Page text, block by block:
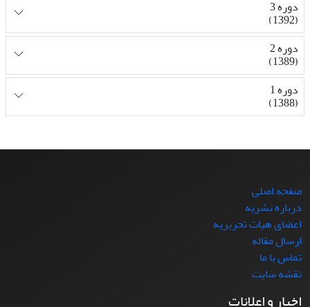
دوره 3
(1392)
دوره 2
(1389)
دوره 1
(1388)
صفحه اصلی
درباره نشریه
اعضای هیات تحریریه
ارسال مقاله
تماس با ما
نقشه سایت
اخبار و اعلانات